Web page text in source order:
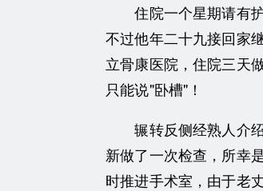
住院一个星期请有护
不过他年二十九接回家
立骨康医院，住院三天
只能说"卧槽"！
辗转反侧经熟人介绍
新做了一次检查，所幸
时推进手术室，由于老